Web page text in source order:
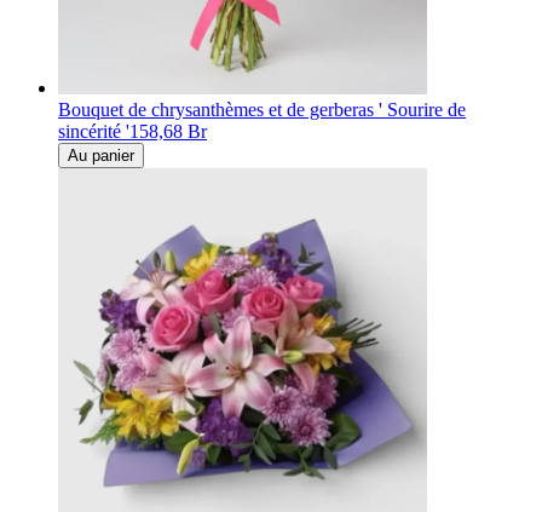
Bouquet de chrysanthèmes et de gerberas ' Sourire de
sincérité '158,68 Br
Au panier